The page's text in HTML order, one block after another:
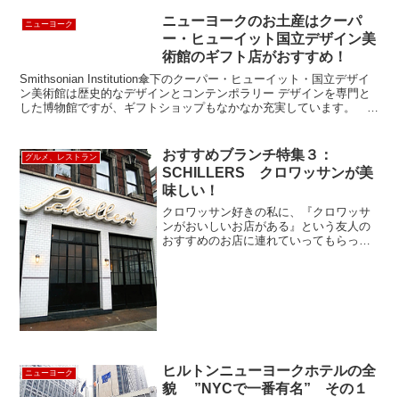
ツアーに適用通常料金から22％OF...
ニューヨーク
ニューヨークのお土産はクーパ
ー・ヒューイット国立デザイン美
術館のギフト店がおすすめ！
Smithsonian Institution傘下のクーパー・ヒューイット・国立デザイ
ン美術館は歴史的なデザインとコンテンポラリー デザインを専門と
した博物館ですが、ギフトショップもなかなか充実しています。 近
グルメ、レストラン
おすすめブランチ特集３：
SCHILLERS クロワッサンが美
味しい！
クロワッサン好きの私に、『クロワッサ
ンがおいしいお店がある』という友人の
おすすめのお店に連れていってもらった
ニューヨーク
ヒルトンニューヨークホテルの全
貌 ”NYCで一番有名” その１